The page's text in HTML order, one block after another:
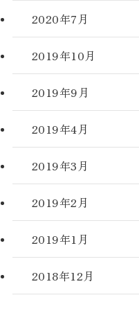
2020年7月
2019年10月
2019年9月
2019年4月
2019年3月
2019年2月
2019年1月
2018年12月